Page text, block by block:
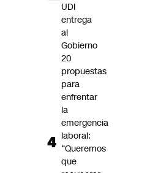
UDI
entrega
al
Gobierno
20
propuestas
para
enfrentar
la
emergencia
laboral:
“Queremos
que